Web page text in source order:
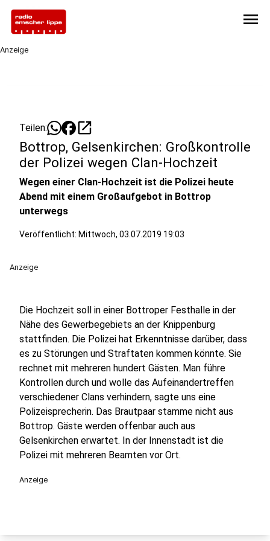
menu
Anzeige
Teilen: open_in_new
Bottrop, Gelsenkirchen: Großkontrolle
der Polizei wegen Clan-Hochzeit
Wegen einer Clan-Hochzeit ist die Polizei heute
Abend mit einem Großaufgebot in Bottrop
unterwegs
Veröffentlicht: Mittwoch, 03.07.2019 19:03
Anzeige
Die Hochzeit soll in einer Bottroper Festhalle in der
Nähe des Gewerbegebiets an der Knippenburg
stattfinden. Die Polizei hat Erkenntnisse darüber, dass
es zu Störungen und Straftaten kommen könnte. Sie
rechnet mit mehreren hundert Gästen. Man führe
Kontrollen durch und wolle das Aufeinandertreffen
verschiedener Clans verhindern, sagte uns eine
Polizeisprecherin. Das Brautpaar stamme nicht aus
Bottrop. Gäste werden offenbar auch aus
Gelsenkirchen erwartet. In der Innenstadt ist die
Polizei mit mehreren Beamten vor Ort.
Anzeige